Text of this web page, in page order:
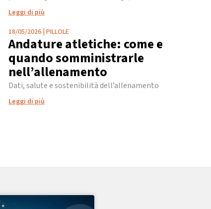
Leggi di più
18/05/2026 PILLOLE
Andature atletiche: come e
quando somministrarle
nell’allenamento
Dati, salute e sostenibilità dell’allenamento
Leggi di più